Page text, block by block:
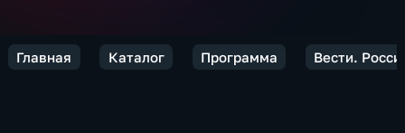
Главная Каталог Программа Вести.